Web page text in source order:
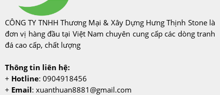
CÔNG TY TNHH Thương Mại & Xây Dựng Hưng Thịnh Stone là
đơn vị hàng đầu tại Việt Nam chuyên cung cấp các dòng tranh
đá cao cấp, chất lượng
Thông tin liên hệ:
+ Hotline: 0904918456
+ Email: xuanthuan8881@gmail.com